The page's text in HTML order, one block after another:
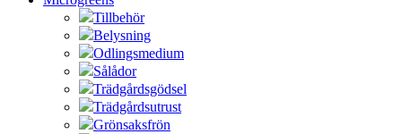
Tillbehör
Belysning
Odlingsmedium
Sålådor
Trädgårdsgödsel
Trädgårdsutrust
Grönsaksfrön